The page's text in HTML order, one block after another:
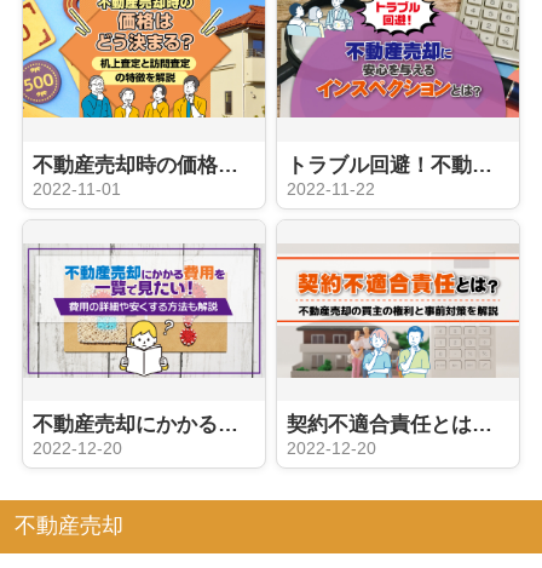
不動産売却時の価格はどう決まる？机上査定と訪問査定の特徴を解説
2022-11-01
トラブル回避！不動産売却に安心を与えるインスペクションとは？
2022-11-22
不動産売却にかかる費用を一覧で見たい！費用の詳細や安くする方法も解説
2022-12-20
契約不適合責任とは？不動産売却の買主の権利と事前対策を解説
2022-12-20
不動産売却